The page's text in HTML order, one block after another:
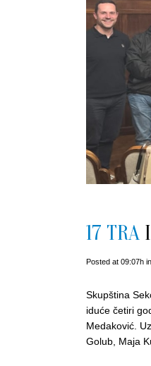
17 TRA
Posted at 09:07h in
Skupština
iduće četiri
Medaković.
Golub, Maja